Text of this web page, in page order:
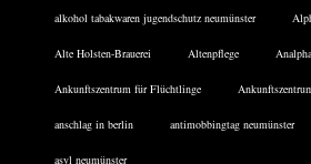
alkohol tabakwaren jugendschutz neumünster
Alte Holsten-Brauerei Altenpflege
Ankunftszentrum für Flüchtlinge
anschlag in berlin antimobbingtag neumünster
asyl neumünster